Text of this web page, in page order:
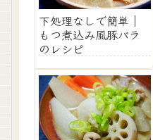
下処理なしで簡単｜
もつ煮込み風豚バラ
のレシピ